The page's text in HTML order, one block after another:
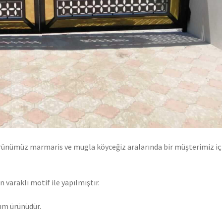
marmaris ve mugla köyceğiz aralarında bir müşterimiz
varaklı motif ile yapılmıştır.
ürünüdür.